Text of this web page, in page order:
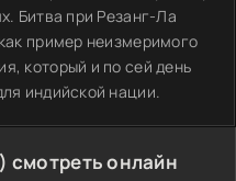
Битва при Резанг-Ла
пример неизмеримого
который и по сей день
индийской нации.
смотреть онлайн